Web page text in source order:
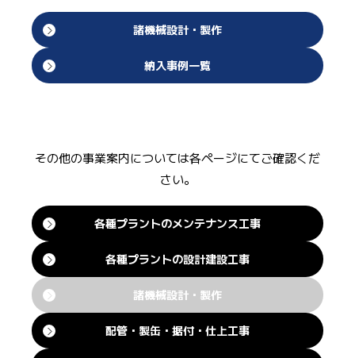
諸機械設計・製作
納入事例一覧
その他の事業案内については各ページにてご確認くだ
さい。
各種プラントのメンテナンス工事
各種プラントの設計建設工事
諸機械設計・製作
配管・製缶・据付・仕上工事